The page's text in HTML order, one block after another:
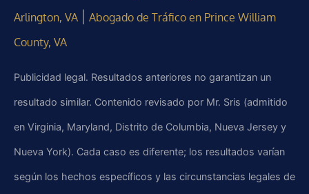
Arlington, VA
Abogado de Tráfico en Prince William
County, VA
Publicidad legal. Resultados anteriores no garantizan un
resultado similar. Contenido revisado por Mr. Sris (admitido
en Virginia, Maryland, Distrito de Columbia, Nueva Jersey y
Nueva York). Cada caso es diferente; los resultados varían
según los hechos específicos y las circunstancias legales de